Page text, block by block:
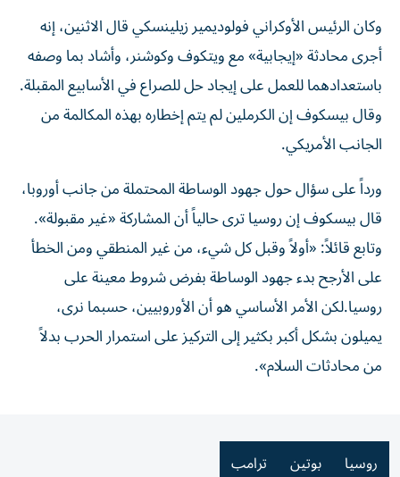
وكان الرئيس الأوكراني فولوديمير زيلينسكي قال الاثنين، إنه
أجرى محادثة «إيجابية» مع ويتكوف وكوشنر، وأشاد بما وصفه
باستعدادهما للعمل على إيجاد حل للصراع في الأسابيع المقبلة.
وقال بيسكوف إن الكرملين لم يتم إخطاره بهذه المكالمة من
الجانب الأمريكي.
ورداً على سؤال حول جهود الوساطة المحتملة من جانب أوروبا،
قال بيسكوف إن روسيا ترى حالياً أن المشاركة «غير مقبولة».
وتابع قائلاً: «أولاً وقبل كل شيء، من غير المنطقي ومن الخطأ
على الأرجح بدء جهود الوساطة بفرض شروط معينة على
روسيا.لكن الأمر الأساسي هو أن الأوروبيين، حسبما نرى،
يميلون بشكل أكبر بكثير إلى التركيز على استمرار الحرب بدلاً
من محادثات السلام».
روسيا بوتين ترامب